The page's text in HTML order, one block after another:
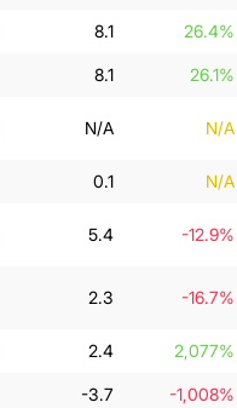
8.1 26.4%
8.1 26.1%
N/A N/A
0.1 N/A
5.4 -12.9%
2.3 -16.7%
2.4 2,077%
-3.7 -1,008%